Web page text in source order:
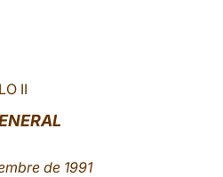
II
de 1991